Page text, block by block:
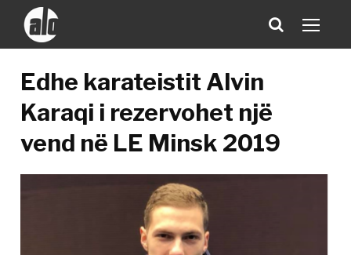
Edhe karateistit Alvin
Karaqi i rezervohet një
vend në LE Minsk 2019